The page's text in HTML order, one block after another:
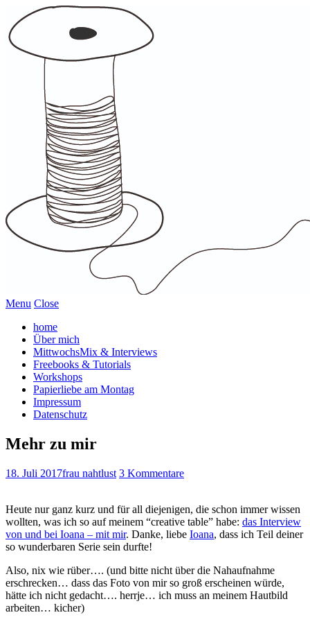
Menu Close
home
Über mich
MittwochsMix & Interviews
Freebooks & Tutorials
Workshops
Papierliebe am Montag
Impressum
Datenschutz
Mehr zu mir
18. Juli 2017frau nahtlust 3 Kommentare
Heute nur ganz kurz und für all diejenigen, die schon immer wissen
wollten, was ich so auf meinem “creative table” habe: das Interview
von und bei Ioana – mit mir. Danke, liebe Ioana, dass ich Teil deiner
so wunderbaren Serie sein durfte!
Also, nix wie rüber…. (und bitte nicht über die Nahaufnahme
erschrecken… dass das Foto von mir so groß erscheinen würde,
hätte ich nicht gedacht…. herrje… ich muss an meinem Hautbild
arbeiten… kicher)